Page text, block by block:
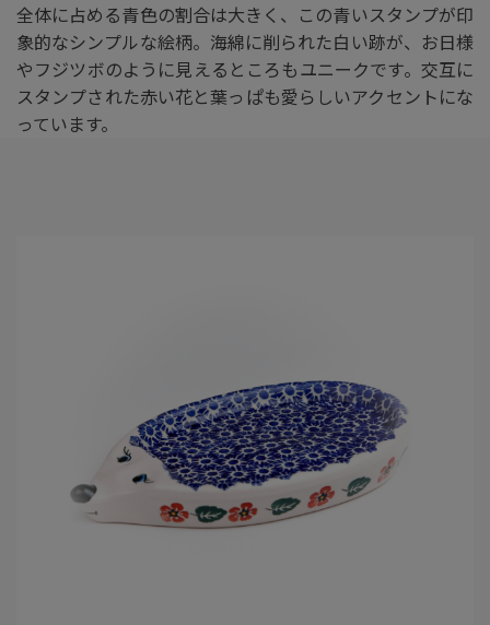
全体に占める青色の割合は大きく、この青いスタンプが印
象的なシンプルな絵柄。海綿に削られた白い跡が、お日様
やフジツボのように見えるところもユニークです。交互に
スタンプされた赤い花と葉っぱも愛らしいアクセントにな
っています。